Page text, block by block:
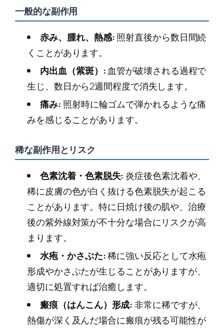
一般的な副作用
赤み、腫れ、熱感:照射直後から数日間続
くことがあります。
内出血（紫斑）: 血管が破壊される過程で
生じ、数日から2週間程度で消失します。
痛み: 照射時に輪ゴムで弾かれるような痛
みを感じることがあります。
稀な副作用とリスク
色素沈着・色素脱失: 炎症後色素沈着や、
稀に皮膚の色が白く抜ける色素脱失が起こる
ことがあります。特に日焼け後の肌や、治療
後の紫外線対策が不十分な場合にリスクが高
まります。
水疱・かさぶた:稀に強い反応として水疱
形成やかさぶたが生じることがありますが、
適切に処置すれば治癒します。
瘢痕（はんこん）形成:非常に稀ですが、
熱傷が深く及んだ場合に瘢痕が残る可能性が